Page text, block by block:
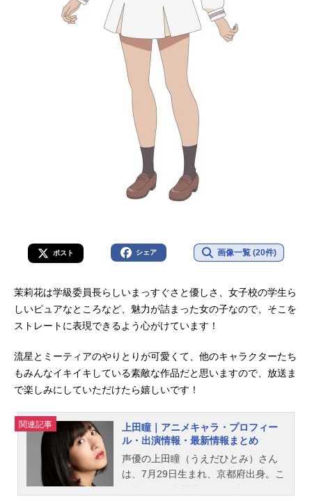
ポスト シェア 画像一覧 (20件)
茉莉花は学級委員長らしいまっすぐさと優しさ、女子校の学生ら
しいピュアなところなど、魅力が詰まった女の子なので、そこを
ストレートに表現できるよう心がけています！
流星とミーティアのやりとりが可愛くて、他のキャラクターたち
もみんなイキイキしている素敵な作品だと思いますので、放送ま
で楽しみにしていただけたら嬉しいです！
関連記事
上田瞳｜アニメキャラ・プロフィー
ル・出演情報・最新情報まとめ
声優の上田瞳（うえだひとみ）さん
は、7月29日生まれ、京都府出身。こ